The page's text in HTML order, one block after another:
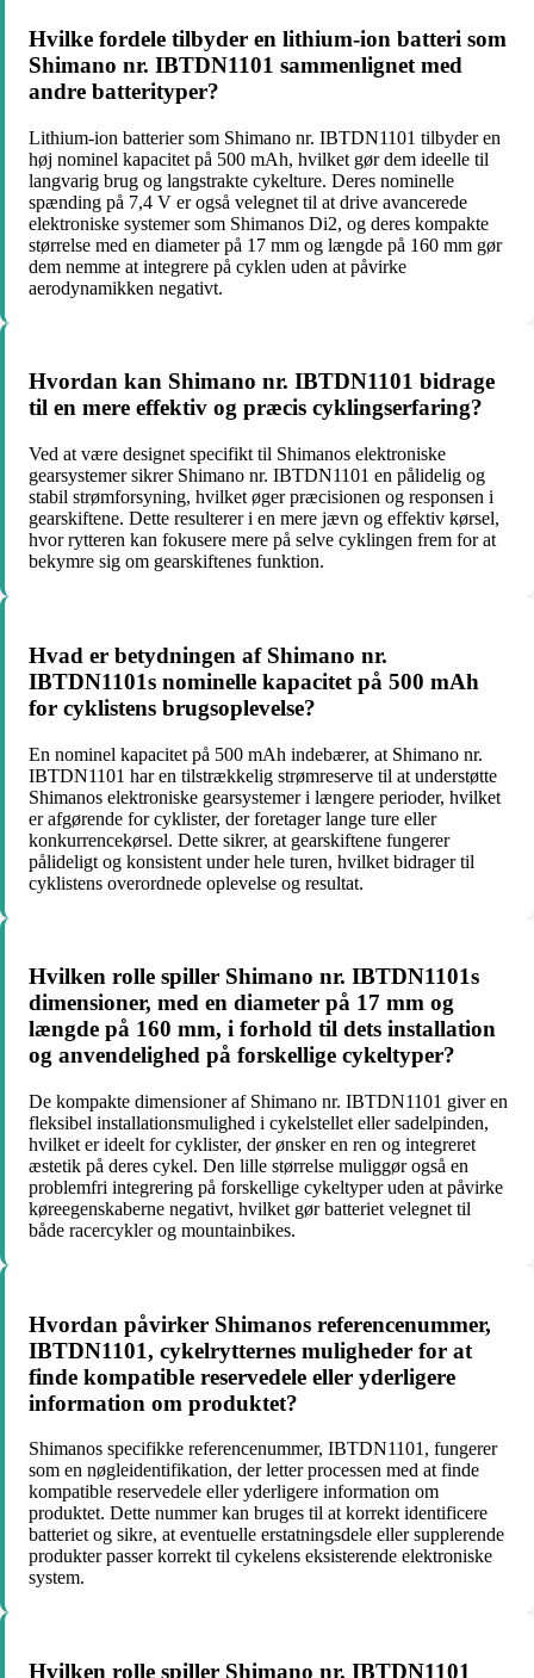
Hvilke fordele tilbyder en lithium-ion batteri som
Shimano nr. IBTDN1101 sammenlignet med
andre batterityper?
Lithium-ion batterier som Shimano nr. IBTDN1101 tilbyder en
høj nominel kapacitet på 500 mAh, hvilket gør dem ideelle til
langvarig brug og langstrakte cykelture. Deres nominelle
spænding på 7,4 V er også velegnet til at drive avancerede
elektroniske systemer som Shimanos Di2, og deres kompakte
størrelse med en diameter på 17 mm og længde på 160 mm gør
dem nemme at integrere på cyklen uden at påvirke
aerodynamikken negativt.
Hvordan kan Shimano nr. IBTDN1101 bidrage
til en mere effektiv og præcis cyklingserfaring?
Ved at være designet specifikt til Shimanos elektroniske
gearsystemer sikrer Shimano nr. IBTDN1101 en pålidelig og
stabil strømforsyning, hvilket øger præcisionen og responsen i
gearskiftene. Dette resulterer i en mere jævn og effektiv kørsel,
hvor rytteren kan fokusere mere på selve cyklingen frem for at
bekymre sig om gearskiftenes funktion.
Hvad er betydningen af Shimano nr.
IBTDN1101s nominelle kapacitet på 500 mAh
for cyklistens brugsoplevelse?
En nominel kapacitet på 500 mAh indebærer, at Shimano nr.
IBTDN1101 har en tilstrækkelig strømreserve til at understøtte
Shimanos elektroniske gearsystemer i længere perioder, hvilket
er afgørende for cyklister, der foretager lange ture eller
konkurrencekørsel. Dette sikrer, at gearskiftene fungerer
pålideligt og konsistent under hele turen, hvilket bidrager til
cyklistens overordnede oplevelse og resultat.
Hvilken rolle spiller Shimano nr. IBTDN1101s
dimensioner, med en diameter på 17 mm og
længde på 160 mm, i forhold til dets installation
og anvendelighed på forskellige cykeltyper?
De kompakte dimensioner af Shimano nr. IBTDN1101 giver en
fleksibel installationsmulighed i cykelstellet eller sadelpinden,
hvilket er ideelt for cyklister, der ønsker en ren og integreret
æstetik på deres cykel. Den lille størrelse muliggør også en
problemfri integrering på forskellige cykeltyper uden at påvirke
køreegenskaberne negativt, hvilket gør batteriet velegnet til
både racercykler og mountainbikes.
Hvordan påvirker Shimanos referencenummer,
IBTDN1101, cykelrytternes muligheder for at
finde kompatible reservedele eller yderligere
information om produktet?
Shimanos specifikke referencenummer, IBTDN1101, fungerer
som en nøgleidentifikation, der letter processen med at finde
kompatible reservedele eller yderligere information om
produktet. Dette nummer kan bruges til at korrekt identificere
batteriet og sikre, at eventuelle erstatningsdele eller supplerende
produkter passer korrekt til cykelens eksisterende elektroniske
system.
Hvilken rolle spiller Shimano nr. IBTDN1101